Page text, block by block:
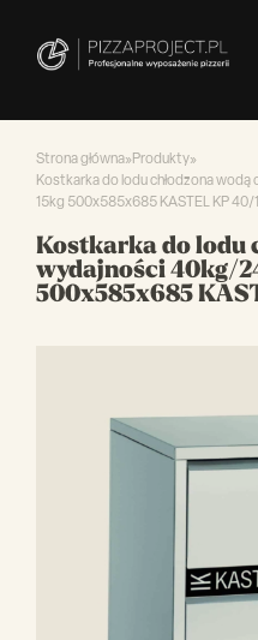
piece
do
pizzy
do
ciasta
do
ciasta
Strona główna»Produkty»
Kostkarka do lodu chłodzona
15kg 500x585x685 KASTEL KP 40/
Kostkarka do lodu
wydajności 40kg/
500x585x685